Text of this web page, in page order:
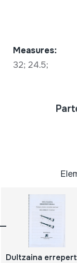
Measures:
32; 24.5;